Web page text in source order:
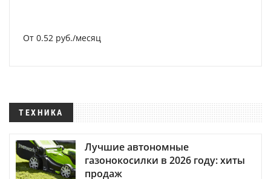
От 0.52 руб./месяц
ТЕХНИКА
Лучшие автономные
газонокосилки в 2026 году: хиты
продаж